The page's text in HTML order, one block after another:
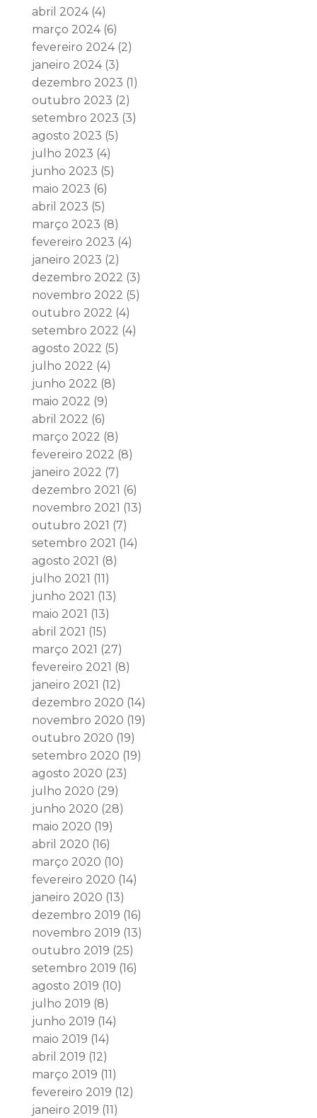
abril 2024(4)
março 2024(6)
fevereiro 2024(2)
janeiro 2024(3)
dezembro 2023 (1)
outubro 2023 (2)
setembro 2023 (3)
agosto 2023 (5)
julho 2023 (4)
junho 2023 (5)
maio 2023 (6)
abril 2023 (5)
março 2023 (8)
fevereiro 2023 (4)
janeiro 2023 (2)
dezembro 2022 (3)
novembro 2022 (5)
outubro 2022 (4)
setembro 2022 (4)
agosto 2022 (5)
julho 2022 (4)
junho 2022 (8)
maio 2022 (9)
abril 2022 (6)
março 2022 (8)
fevereiro 2022 (8)
janeiro 2022 (7)
dezembro 2021 (6)
novembro 2021 (13)
outubro 2021 (7)
setembro 2021 (14)
agosto 2021 (8)
julho 2021 (11)
junho 2021 (13)
maio 2021 (13)
abril 2021 (15)
março 2021 (27)
fevereiro 2021 (8)
janeiro 2021 (12)
dezembro 2020 (14)
novembro 2020 (19)
outubro 2020 (19)
setembro 2020 (19)
agosto 2020 (23)
julho 2020 (29)
junho 2020 (28)
maio 2020 (19)
abril 2020 (16)
março 2020 (10)
fevereiro 2020 (14)
janeiro 2020 (13)
dezembro 2019 (16)
novembro 2019 (13)
outubro 2019 (25)
setembro 2019 (16)
agosto 2019 (10)
julho 2019 (8)
junho 2019 (14)
maio 2019 (14)
abril 2019 (12)
março 2019 (11)
fevereiro 2019 (12)
janeiro 2019 (11)